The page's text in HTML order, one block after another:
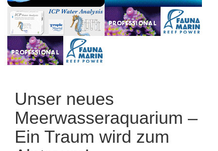
Unser neues
Meerwasseraquarium –
Ein Traum wird zum